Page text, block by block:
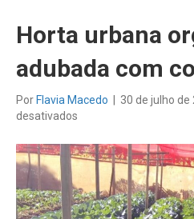
Horta urbana
adubada com
Por Flavia Macedo 30 de julho de
desativados
urbana
orgânica
adubada
com
compostagem